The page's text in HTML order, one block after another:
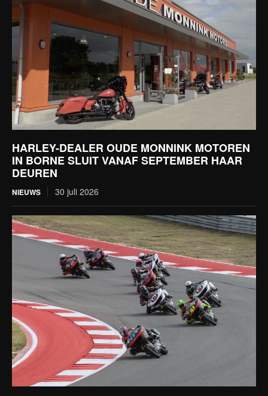
HARLEY-DEALER OUDE MONNINK MOTOREN
IN BORNE SLUIT VANAF SEPTEMBER HAAR
DEUREN
NIEUWS 30 juli 2026